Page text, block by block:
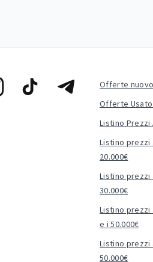
Offerte nuovo
Offerte Usato
Listino Prezzi
Listino prezzi
20.000€
Listino prezzi
30.000€
Listino prezzi
e i 50.000€
Listino prezzi
50.000€